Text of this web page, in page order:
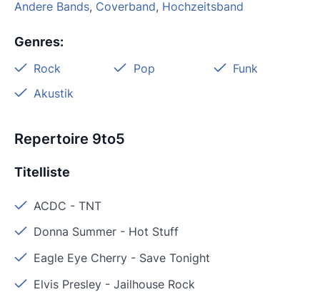
Andere Bands, Coverband, Hochzeitsband
Genres:
Rock Pop
Funk
Akustik
Repertoire 9to5
Titelliste
ACDC -TNT
Donna Summer - Hot Stuff
Eagle Eye Cherry - Save Tonight
Elvis Presley -Jailhouse Rock